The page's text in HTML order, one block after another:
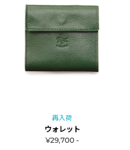
再入荷
ウォレット
¥29,700 -